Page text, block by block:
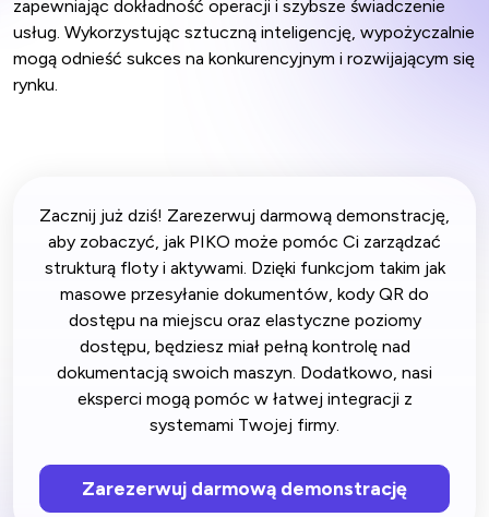
zapewniając dokładność operacji i szybsze świadczenie
usług. Wykorzystując sztuczną inteligencję, wypożyczalnie
mogą odnieść sukces na konkurencyjnym i rozwijającym się
rynku.
Zacznij już dziś! Zarezerwuj darmową demonstrację,
aby zobaczyć, jak PIKO może pomóc Ci zarządzać
strukturą floty i aktywami. Dzięki funkcjom takim jak
masowe przesyłanie dokumentów, kody QR do
dostępu na miejscu oraz elastyczne poziomy
dostępu, będziesz miał pełną kontrolę nad
dokumentacją swoich maszyn. Dodatkowo, nasi
eksperci mogą pomóc w łatwej integracji z
systemami Twojej firmy.
Zarezerwuj darmową demonstrację